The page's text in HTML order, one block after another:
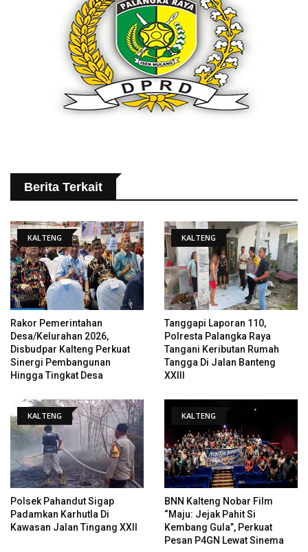
Berita Terkait
KALTENG
Rakor Pemerintahan
Desa/Kelurahan 2026,
Disbudpar Kalteng Perkuat
Sinergi Pembangunan
Hingga Tingkat Desa
KALTENG
Tanggapi Laporan 110,
Polresta Palangka Raya
Tangani Keributan Rumah
Tangga Di Jalan Banteng
XXIII
KALTENG
Polsek Pahandut Sigap
Padamkan Karhutla Di
Kawasan Jalan Tingang XXII
KALTENG
BNN Kalteng Nobar Film
“Maju: Jejak Pahit Si
Kembang Gula”, Perkuat
Pesan P4GN Lewat Sinema